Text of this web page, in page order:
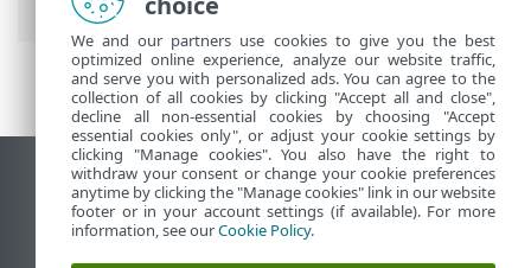
Afficher le site pour ordinateur de bureau
End of Life
Base de connaissances ESET
We and our partners use cookies to give you the best
optimized online experience, analyze our website traffic,
and serve you with personalized ads. You can agree to the
collection of all cookies by clicking "Accept all and close",
decline all non-essential cookies by choosing "Accept
essential cookies only", or adjust your cookie settings by
clicking "Manage cookies". You also have the right to
withdraw your consent or change your cookie preferences
anytime by clicking the "Manage cookies" link in our website
footer or in your account settings (if available). For more
information, see ourCookie Policy.